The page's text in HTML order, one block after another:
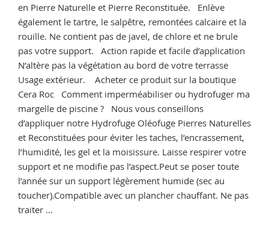
en Pierre Naturelle et Pierre Reconstituée. Enlève
également le tartre, le salpêtre, remontées calcaire et la
rouille. Ne contient pas de javel, de chlore et ne brule
pas votre support. Action rapide et facile d’application
N’altère pas la végétation au bord de votre terrasse
Usage extérieur. Acheter ce produit sur la boutique
Cera Roc Comment imperméabiliser ou hydrofuger ma
margelle de piscine ? Nous vous conseillons
d’appliquer notre Hydrofuge Oléofuge Pierres Naturelles
et Reconstituées pour éviter les taches, l’encrassement,
l’humidité, les gel et la moisissure. Laisse respirer votre
support et ne modifie pas l’aspect.Peut se poser toute
l’année sur un support légèrement humide (sec au
toucher).Compatible avec un plancher chauffant. Ne pas
traiter …